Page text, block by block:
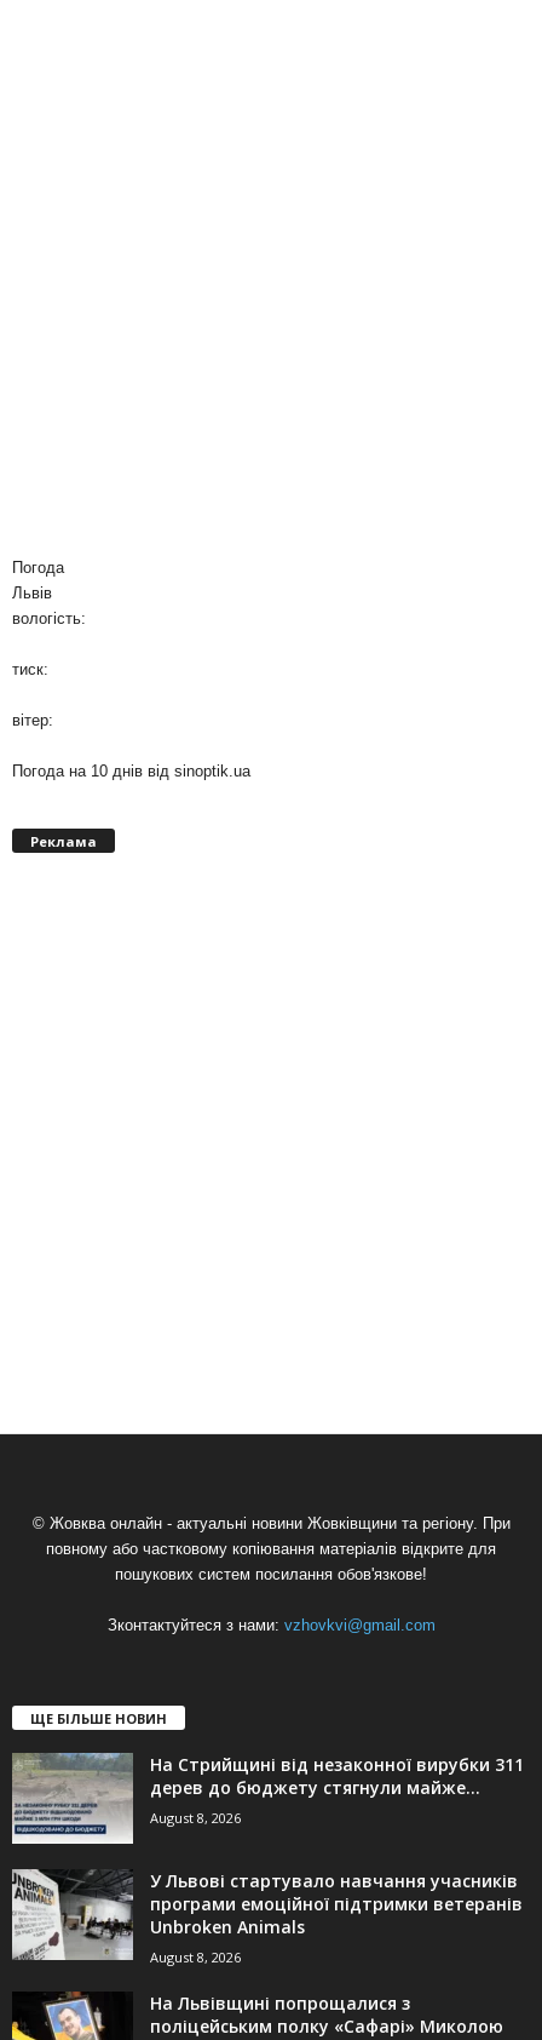
Погода
Львів
вологість:
тиск:
вітер:
Погода на 10 днів від sinoptik.ua
Реклама
© Жовква онлайн - актуальні новини Жовківщини та регіону. При
повному або частковому копіювання матеріалів відкрите для
пошукових систем посилання обов'язкове!
Зконтактуйтеся з нами: vzhovkvi@gmail.com
ЩЕ БІЛЬШЕ НОВИН
На Стрийщині від незаконної вирубки 311
дерев до бюджету стягнули майже...
August 8, 2026
У Львові стартувало навчання учасників
програми емоційної підтримки ветеранів
Unbroken Animals
August 8, 2026
На Львівщині попрощалися з
поліцейським полку «Сафарі» Миколою